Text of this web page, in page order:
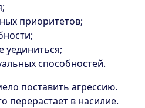
приоритетов;
уединиться;
способностей.
поставить агрессию.
перерастает в насилие.